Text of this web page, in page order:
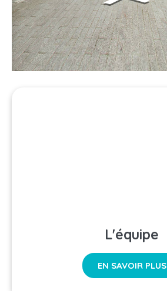
L'équipe
EN SAVOIR PLUS